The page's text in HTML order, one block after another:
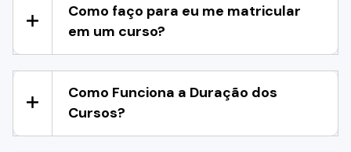
Como faço para eu me matricular
em um curso?
Como Funciona a Duração dos
Cursos?